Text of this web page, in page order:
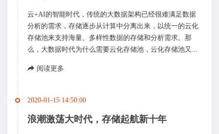
云+AI的智能时代，传统的大数据架构已经很难满足数据
分析的需求，存储逐步从计算中分离出来，以统一的云化
存储池来支持海量、多样性数据的存储和分析需求。那
么，大数据时代为什么需要云化存储池，云化存储池又...
阅读更多
2020-01-15 14:50:00
浪潮激荡大时代，存储起航新十年